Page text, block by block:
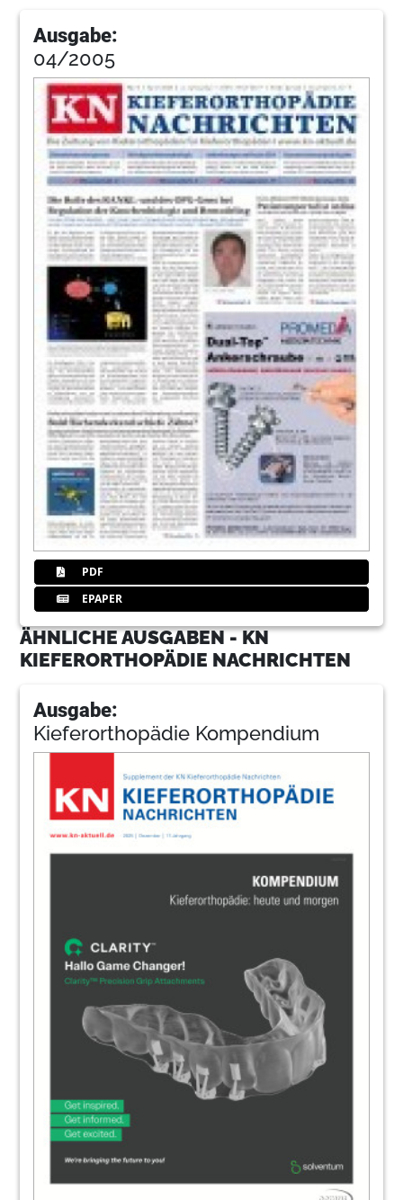
Ausgabe:
04/2005
PDF
EPAPER
ÄHNLICHE AUSGABEN - KN
KIEFERORTHOPÄDIE NACHRICHTEN
Ausgabe:
Kieferorthopädie Kompendium